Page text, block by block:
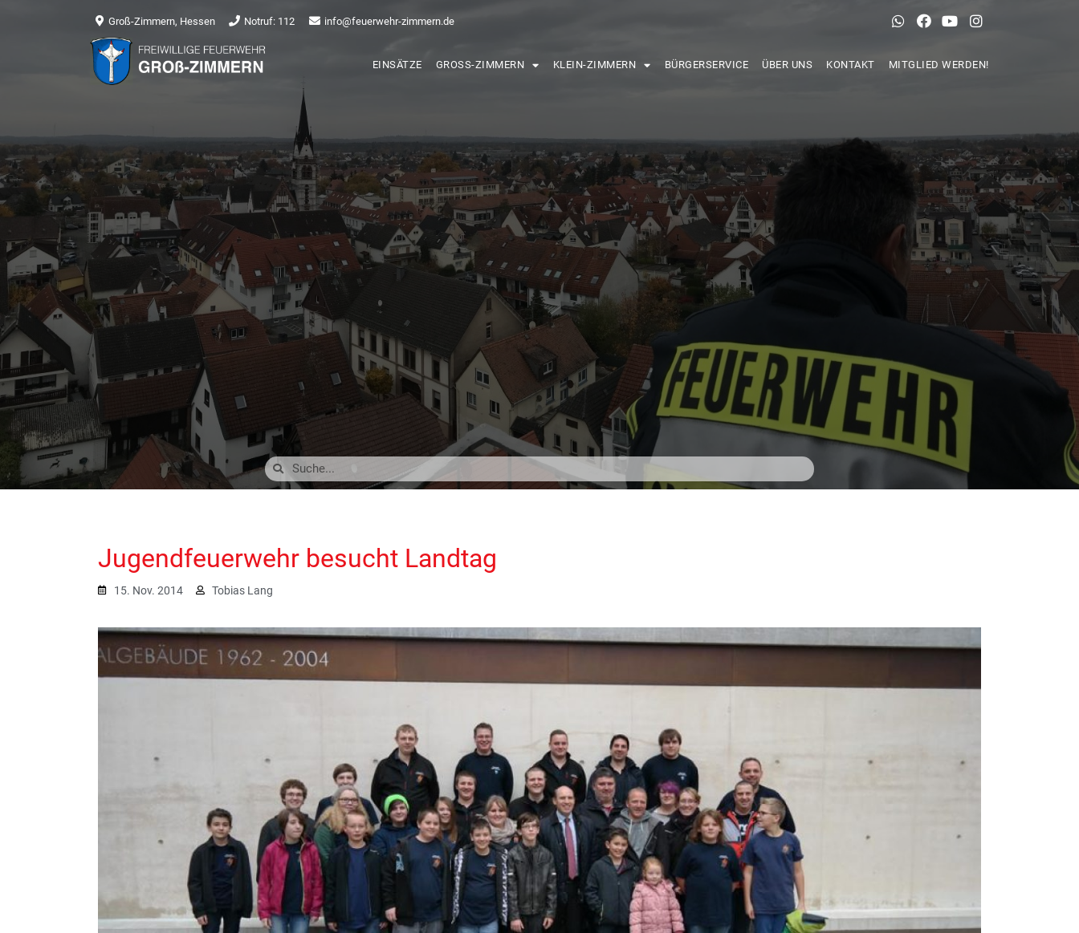
Groß-Zimmern, Hessen Notruf: 112 info@feuerwehr-zimmern.de
EINSÄTZE GROSS-ZIMMERN KLEIN-ZIMMERN BÜRGERSERVICE ÜBER UNS KONTAKT MITGLIED WERDEN!
Jugendfeuerwehr besucht Landtag
15. Nov. 2014 Tobias Lang